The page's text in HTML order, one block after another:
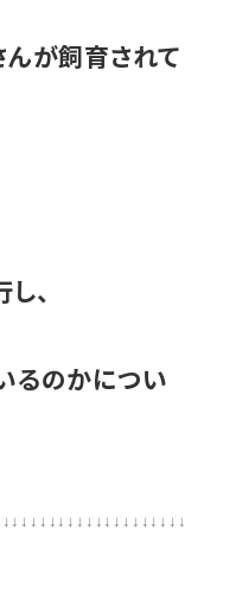
んが飼育されて
、
るのかについ